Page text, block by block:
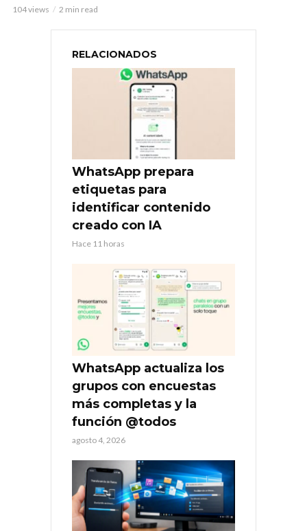
104 views 2 min read
RELACIONADOS
WhatsApp prepara
etiquetas para
identificar contenido
creado con IA
Hace 11 horas
WhatsApp actualiza los
grupos con encuestas
más completas y la
función @todos
agosto 4, 2026